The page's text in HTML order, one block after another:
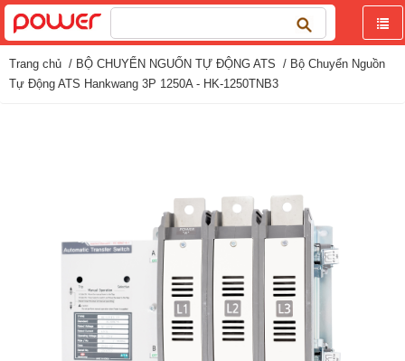
Tìm
kiếm
cho:
Trang chủ / BỘ CHUYỂN NGUỐN TỰ ĐỘNG ATS / Bộ Chuyển Nguồn
Tự Động ATS Hankwang 3P 1250A - HK-1250TNB3